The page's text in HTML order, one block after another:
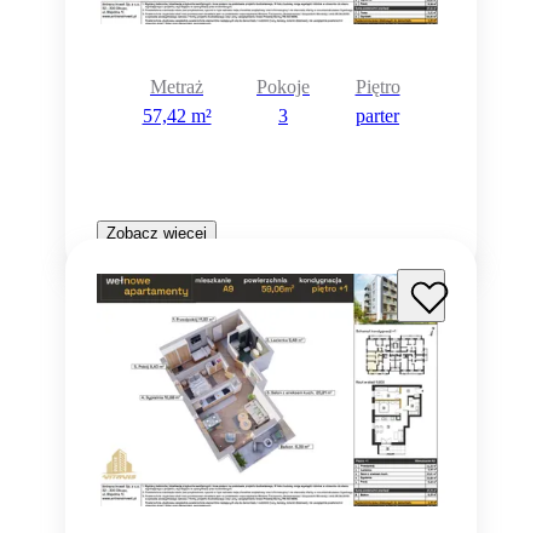
Metraż
57,42 m²
Pokoje
3
Piętro
parter
Zobacz więcej